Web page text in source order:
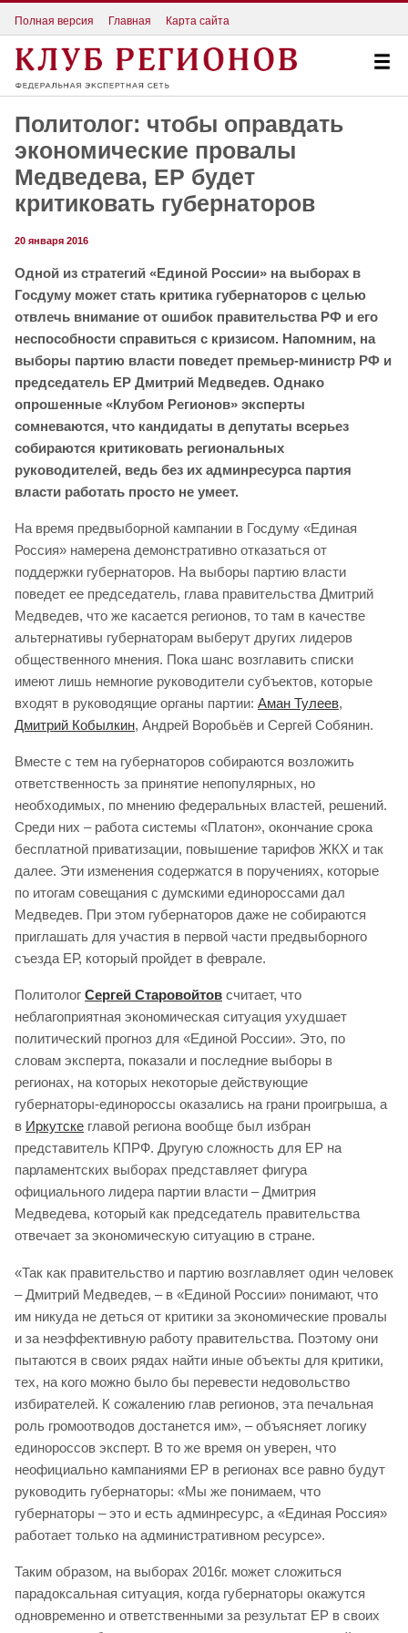
Полная версия Главная Карта сайта
Политолог: чтобы оправдать
экономические провалы
Медведева, ЕР будет
критиковать губернаторов
20 января 2016
Одной из стратегий «Единой России» на выборах в
Госдуму может стать критика губернаторов с целью
отвлечь внимание от ошибок правительства РФ и его
неспособности справиться с кризисом. Напомним, на
выборы партию власти поведет премьер-министр РФ и
председатель ЕР Дмитрий Медведев. Однако
опрошенные «Клубом Регионов» эксперты
сомневаются, что кандидаты в депутаты всерьез
собираются критиковать региональных
руководителей, ведь без их админресурса партия
власти работать просто не умеет.
На время предвыборной кампании в Госдуму «Единая
Россия» намерена демонстративно отказаться от
поддержки губернаторов. На выборы партию власти
поведет ее председатель, глава правительства Дмитрий
Медведев, что же касается регионов, то там в качестве
альтернативы губернаторам выберут других лидеров
общественного мнения. Пока шанс возглавить списки
имеют лишь немногие руководители субъектов, которые
входят в руководящие органы партии: Аман Тулеев,
Дмитрий Кобылкин, Андрей Воробьёв и Сергей Собянин.
Вместе с тем на губернаторов собираются возложить
ответственность за принятие непопулярных, но
необходимых, по мнению федеральных властей, решений.
Среди них – работа системы «Платон», окончание срока
бесплатной приватизации, повышение тарифов ЖКХ и так
далее. Эти изменения содержатся в поручениях, которые
по итогам совещания с думскими единороссами дал
Медведев. При этом губернаторов даже не собираются
приглашать для участия в первой части предвыборного
съезда ЕР, который пройдет в феврале.
Политолог Сергей Старовойтов считает, что
неблагоприятная экономическая ситуация ухудшает
политический прогноз для «Единой России». Это, по
словам эксперта, показали и последние выборы в
регионах, на которых некоторые действующие
губернаторы-единороссы оказались на грани проигрыша, а
в Иркутске главой региона вообще был избран
представитель КПРФ. Другую сложность для ЕР на
парламентских выборах представляет фигура
официального лидера партии власти – Дмитрия
Медведева, который как председатель правительства
отвечает за экономическую ситуацию в стране.
«Так как правительство и партию возглавляет один человек
– Дмитрий Медведев, – в «Единой России» понимают, что
им никуда не деться от критики за экономические провалы
и за неэффективную работу правительства. Поэтому они
пытаются в своих рядах найти иные объекты для критики,
тех, на кого можно было бы перевести недовольство
избирателей. К сожалению глав регионов, эта печальная
роль громоотводов достанется им», – объясняет логику
единороссов эксперт. В то же время он уверен, что
неофициально кампаниями ЕР в регионах все равно будут
руководить губернаторы: «Мы же понимаем, что
губернаторы – это и есть админресурс, а «Единая Россия»
работает только на административном ресурсе».
Таким образом, на выборах 2016г. может сложиться
парадоксальная ситуация, когда губернаторы окажутся
одновременно и ответственными за результат ЕР в своих